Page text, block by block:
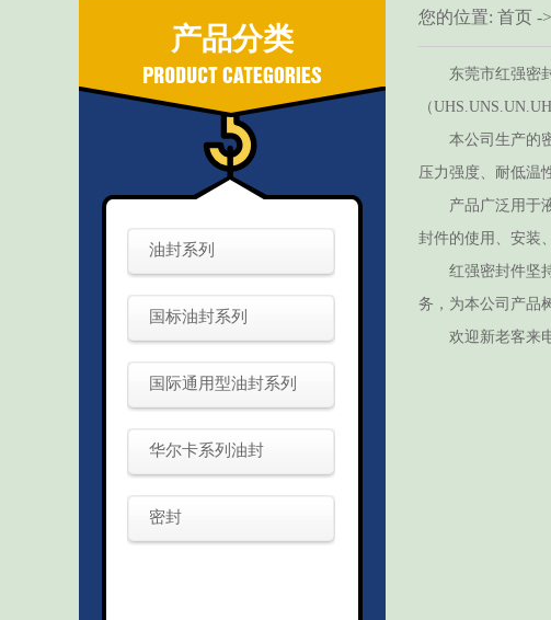
产品分类
油封系列
国标油封系列
国际通用型油封系列
华尔卡系列油封
密封
您的位置: 首页 ->
东莞市红强密封
（
本公司生产的密
压力强度、耐低温
产品广泛用于液
封件的使用、安装
红强密封件坚持"
务，为本公司产品
欢迎新老客来电